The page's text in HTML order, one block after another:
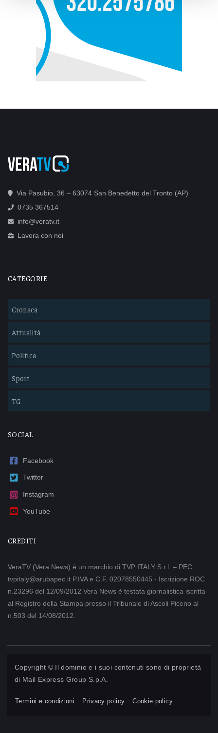
Via Pasubio, 36 – 63074 San Benedetto del Tronto (AP)
0735 367514
info@veratv.it
Lavora con noi
CATEGORIE
Cronaca
Attualità
Politica
Sport
TG
SOCIAL
Facebook
Twitter
Instagram
YouTube
CREDITI
VeraTV (Vera News) è un marchio di TVP ITALY S.r.l. – PEC:
tvpitaly@arubapec.it P.IVA e C.F. 02078550445 - Iscrizione ROC
n.23296 del 12/09/2012 Vera News è testata giornalistica iscritta
al Registro della Stampa presso il Tribunale di Ascoli Piceno al
n.503 del 14/08/2012.
Copyright © Il dominio e i suoi contenuti sono di proprietà
di Mail Express Group S.p.A.
Termini e condizioni Privacy policy Cookie policy